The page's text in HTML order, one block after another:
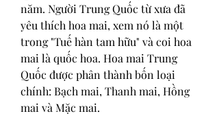
năm. Người Trung Quốc từ xưa đã
yêu thích hoa mai, xem nó là một
trong "Tuế hàn tam hữu" và coi hoa
mai là quốc hoa. Hoa mai Trung
Quốc được phân thành bốn loại
chính: Bạch mai, Thanh mai, Hồng
mai và Mặc mai.